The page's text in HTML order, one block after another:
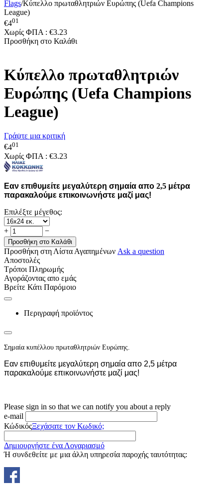
Flags/Κύπελλο πρωταθλητριών Ευρώπης (Uefa Champions
League)
€401
Χωρίς ΦΠΑ : €3.23
Προσθήκη στο Καλάθι
Κύπελλο πρωταθλητριών
Ευρώπης (Uefa Champions
League)
Γράψτε μια κριτική
€401
Χωρίς ΦΠΑ : €3.23
Εαν επιθυμείτε μεγαλύτερη σημαία απο 2,5 μέτρα
παρακαλούμε επικοινωνήστε μαζί μας!
Επιλέξτε μέγεθος:
+ −
Προσθήκη στο Καλάθι
Προσθήκη στη Λίστα Αγαπημένων Ask a question
Αποστολές
Τρόποι Πληρωμής
Αγοράζοντας απο εμάς
Βρείτε Κάτι Παρόμοιο
Περιγραφή προϊόντος
Σημαία κυπέλλου πρωταθλητριών Ευρώπης.
Εαν επιθυμείτε μεγαλύτερη σημαία απο 2,5 μέτρα
παρακαλούμε επικοινωνήστε μαζί μας!
Please sign in so that we can notify you about a reply
e-mail
ΚώδικόςΞεχάσατε τον Κωδικό;
Δημιουργήστε ένα Λογαριασμό
Ή συνδεθείτε με μια άλλη υπηρεσία παροχής ταυτότητας: